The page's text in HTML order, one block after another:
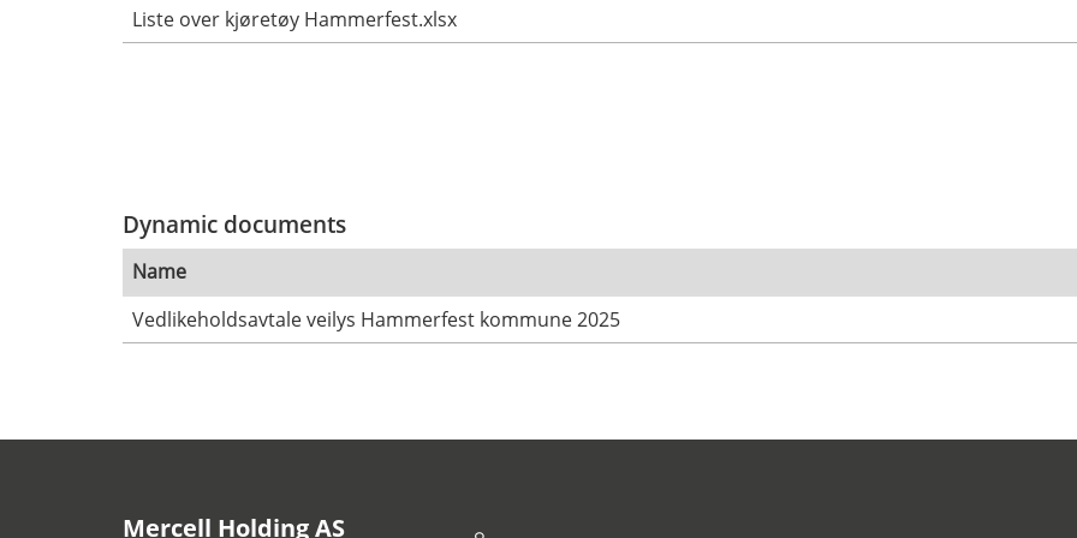
Liste over kjøretøy Hammerfest.xlsx
Dynamic documents
Name
Vedlikeholdsavtale veilys Hammerfest kommune 2025
Mercell Holding AS